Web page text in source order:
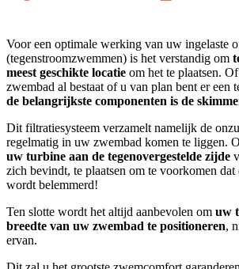
Voor een optimale werking van uw ingelaste
(tegenstroomzwemmen) is het verstandig om
meest geschikte locatie om het te plaatsen.
zwembad al bestaat of u van plan bent er een
de belangrijkste componenten is de
Dit filtratiesysteem verzamelt namelijk de
regelmatig in uw zwembad komen te liggen.
uw turbine aan de tegenovergestelde zijde
zich bevindt, te plaatsen om te voorkomen
wordt belemmerd!
Ten slotte wordt het altijd aanbevolen om uw
breedte van uw zwembad te positioneren,
ervan.